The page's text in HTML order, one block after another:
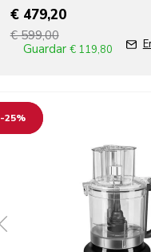
€ 479,20
€ 599,00
Guardar € 119,80
-25%